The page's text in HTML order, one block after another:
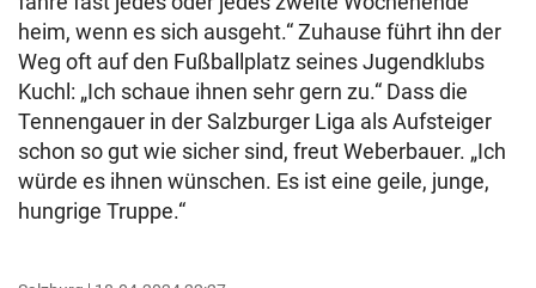
heim, wenn es sich ausgeht.“ Zuhause führt ihn der
Weg oft auf den Fußballplatz seines Jugendklubs
Kuchl: „Ich schaue ihnen sehr gern zu.“ Dass die
Tennengauer in der Salzburger Liga als Aufsteiger
schon so gut wie sicher sind, freut Weberbauer. „Ich
würde es ihnen wünschen. Es ist eine geile, junge,
hungrige Truppe.“